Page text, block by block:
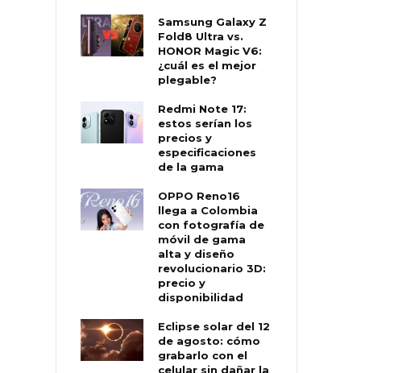
Samsung Galaxy Z
Fold8 Ultra vs.
HONOR Magic V6:
¿cuál es el mejor
plegable?
Redmi Note 17:
estos serían los
precios y
especificaciones
de la gama
OPPO Reno16
llega a Colombia
con fotografía de
móvil de gama
alta y diseño
revolucionario 3D:
precio y
disponibilidad
Eclipse solar del 12
de agosto: cómo
grabarlo con el
celular sin dañar la